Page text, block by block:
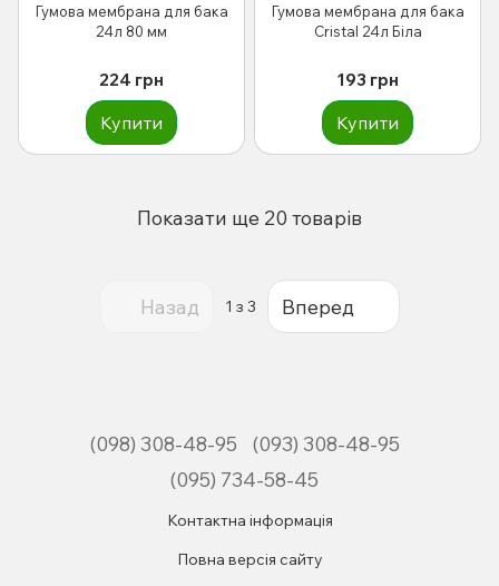
Гумова мембрана для бака
24л 80 мм
224 грн
Купити
Гумова мембрана для бака
Сristal 24л Біла
193 грн
Купити
Показати ще 20 товарів
Назад 1 з 3 Вперед
(098) 308-48-95
(093) 308-48-95
(095) 734-58-45
Контактна інформація
Повна версія сайту